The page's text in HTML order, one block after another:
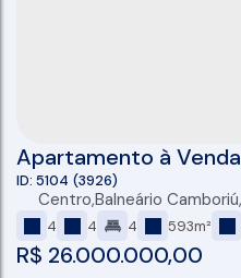
Apartamento à
em Balneário Camboriú
R$ 26.000.000,00
5104 (3926)
Centro,Balneário Camboriú
4 4 4 593m²